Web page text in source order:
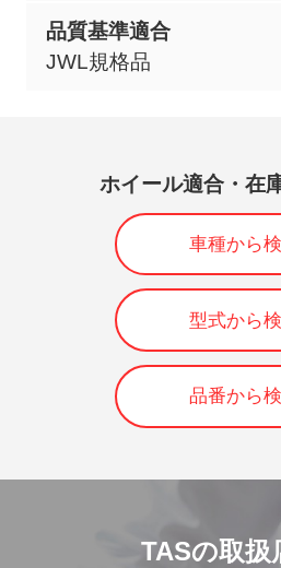
品質基準適合
JWL規格品
ホイール適合・在
車種から
型式から
品番から
TASの取扱